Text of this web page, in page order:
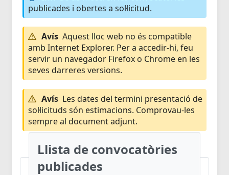
publicades i obertes a sol·licitud.
Avís Aquest lloc web no és compatible
amb Internet Explorer. Per a accedir-hi, feu
servir un navegador Firefox o Chrome en les
seves darreres versions.
Avís Les dates del termini presentació de
sol·licituds són estimacions. Comprovau-les
sempre al document adjunt.
Llista de convocatòries
publicades